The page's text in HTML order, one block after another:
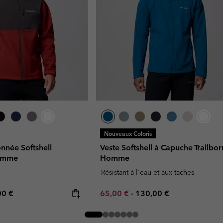
Softshell
price:
€
Nouveaux Coloris
Veste Softshell à Capuche
Homme
Résistant à l'eau et aux taches
Minimum sale price:
65,00 € - Maximum price:
130,00 €